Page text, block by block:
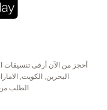
أحجز من الآن أرقى تنسيقات
البحرين, الكويت,
الطلب من